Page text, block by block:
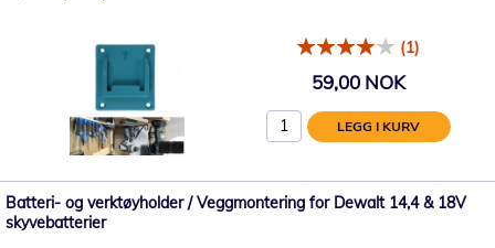
(1)
59,00 NOK
LEGG I KURV
Batteri- og verktøyholder / Veggmontering for Dewalt 14,4 & 18V
skyvebatterier